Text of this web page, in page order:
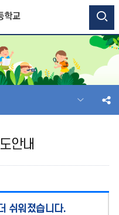
안내
쉬워졌습니다.